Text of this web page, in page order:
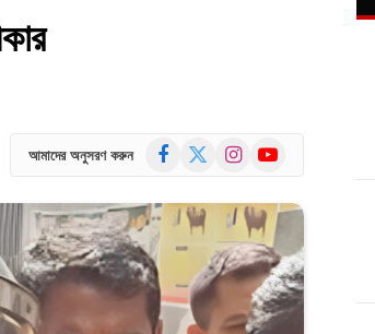
আমাদের অনুসরণ করুন Facebook InstagramYouTube